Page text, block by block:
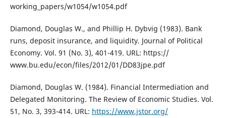
working_papers/w1054/w1054.pdf
Diamond, Douglas W., and Phillip H. Dybvig (1983). Bank
runs, deposit insurance, and liquidity. Journal of Political
Economy. Vol. 91 (No. 3), 401-419. URL: https://
www.bu.edu/econ/files/2012/01/DD83jpe.pdf
Diamond, Douglas W. (1984). Financial Intermediation and
Delegated Monitoring. The Review of Economic Studies. Vol.
51, No. 3, 393-414. URL: https://www.jstor.org/